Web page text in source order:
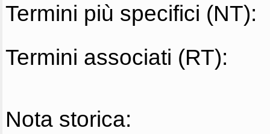
Termini più specifici (NT):
Termini associati (RT):
Nota storica: